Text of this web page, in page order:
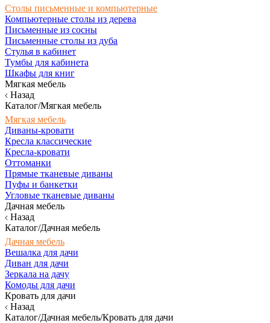
Столы письменные и компьютерные
Компьютерные столы из дерева
Письменные из сосны
Письменные столы из дуба
Стулья в кабинет
Тумбы для кабинета
Шкафы для книг
Мягкая мебель
Назад
Каталог/Мягкая мебель
Мягкая мебель
Диваны-кровати
Кресла классические
Кресла-кровати
Оттоманки
Прямые тканевые диваны
Пуфы и банкетки
Угловые тканевые диваны
Дачная мебель
Назад
Каталог/Дачная мебель
Дачная мебель
Вешалка для дачи
Диван для дачи
Зеркала на дачу
Комоды для дачи
Кровать для дачи
Назад
Каталог/Дачная мебель/Кровать для дачи